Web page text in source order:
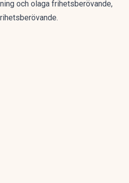
och olaga frihetsberövande,